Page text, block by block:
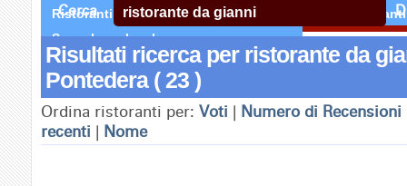
Ristoranti Etnici
Tutti Ristoranti
Segnala un locale
Cerca
Risultati ricerca per ristorante da
Pontedera ( 23 )
Ordina ristoranti per: Voti | Numero di Recensioni
recenti | Nome